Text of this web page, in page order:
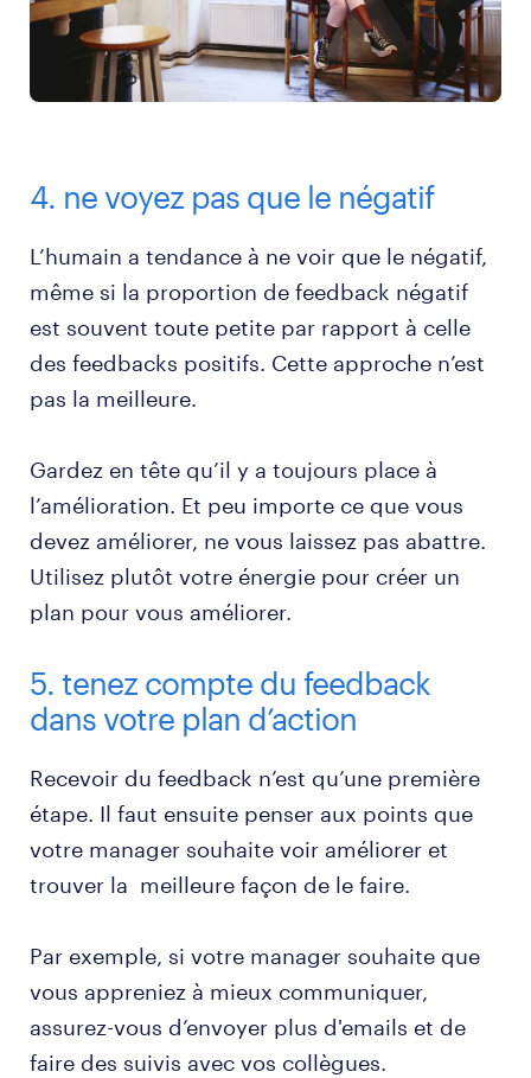
4. ne voyez pas que le négatif
L’humain a tendance à ne voir que le négatif,
même si la proportion de feedback négatif
est souvent toute petite par rapport à celle
des feedbacks positifs. Cette approche n’est
pas la meilleure.
Gardez en tête qu’il y a toujours place à
l’amélioration. Et peu importe ce que vous
devez améliorer, ne vous laissez pas abattre.
Utilisez plutôt votre énergie pour créer un
plan pour vous améliorer.
5. tenez compte du feedback
dans votre plan d’action
Recevoir du feedback n’est qu’une première
étape. Il faut ensuite penser aux points que
votre manager souhaite voir améliorer et
trouver la meilleure façon de le faire.
Par exemple, si votre manager souhaite que
vous appreniez à mieux communiquer,
assurez-vous d’envoyer plus d'emails et de
faire des suivis avec vos collègues.